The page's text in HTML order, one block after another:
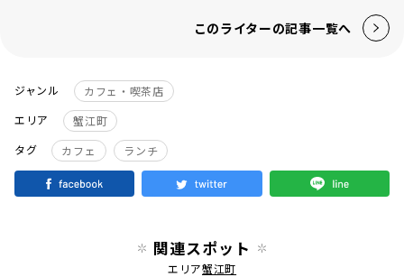
このライターの記事一覧へ
ジャンル
カフェ・喫茶店
エリア
蟹江町
タグ
カフェ ランチ
関連スポット
エリア蟹江町